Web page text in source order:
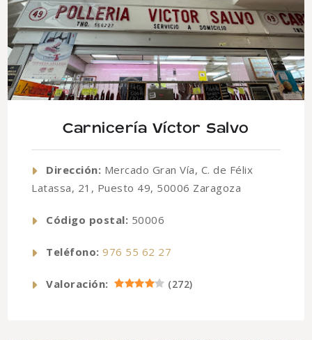
Carnicería Víctor Salvo
Dirección: Mercado Gran Vía, C. de Félix
Latassa, 21, Puesto 49, 50006 Zaragoza
Código postal: 50006
Teléfono: 976 55 62 27
Valoración: (272)